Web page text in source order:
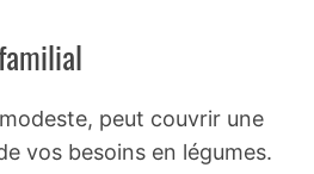
peut couvrir une
vos besoins en légumes.